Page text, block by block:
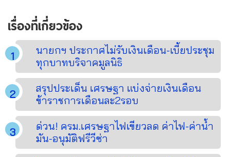
เรื่องที่เกี่ยวข้อง
นายกฯ ประกาศไม่รับเงินเดือน-เบี้ยประชุม
ทุกบาทบริจาคมูลนิธิ
สรุปประเด็น เศรษฐา แบ่งจ่ายเงินเดือน
ข้าราชการเดือนละ2รอบ
ด่วน! ครม.เศรษฐาไฟเขียวลด ค่าไฟ-ค่าน้ำ
มัน-อนุมัติฟรีวีซ่า